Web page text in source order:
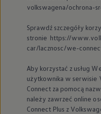
volkswagena/ochrona-
Sprawdź szczegóły
stronie https://
car/lacznosc/we-
Aby korzystać z usług
użytkownika w serwisie
Connect za pomocą
należy zawrzeć online
Connect Plus z